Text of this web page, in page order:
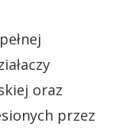
oraz
przez